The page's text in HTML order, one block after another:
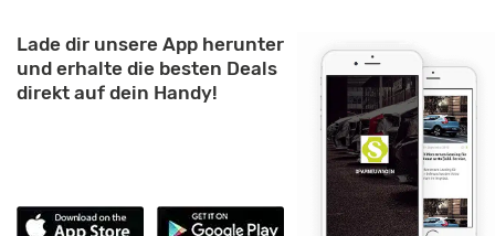
Lade dir unsere App herunter
und erhalte die besten Deals
direkt auf dein Handy!